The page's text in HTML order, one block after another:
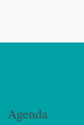
Agenda